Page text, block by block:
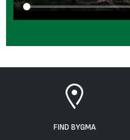
FIND BYGMA